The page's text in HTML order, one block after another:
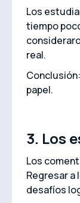
Los
tiempo
real.
papel.
3. Los
Los
Regresar a
desafíos